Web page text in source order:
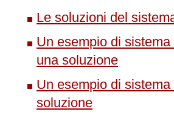
Le soluzioni del
Un esempio di
una soluzione
Un esempio di
soluzione